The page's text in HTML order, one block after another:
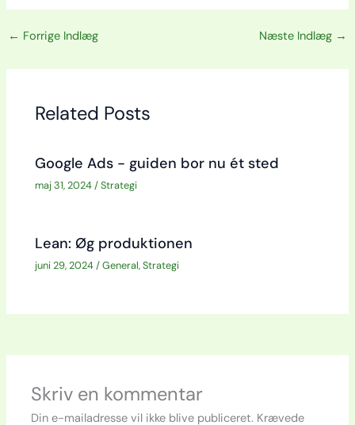
← Forrige Indlæg Næste Indlæg →
Related Posts
Google Ads - guiden bor nu ét sted
maj 31, 2024/Strategi
Lean: Øg produktionen
juni 29, 2024/General,Strategi
Skriv en kommentar
Din e-mailadresse vil ikke blive publiceret. Krævede